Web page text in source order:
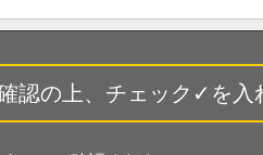
認の上、チェック✓を入